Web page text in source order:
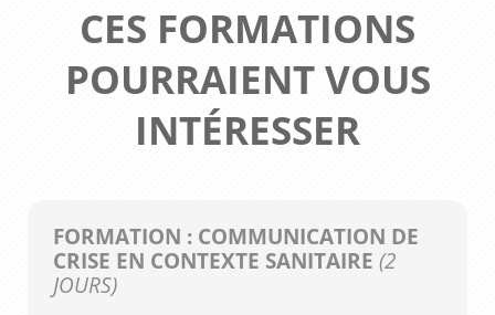
CES FORMATIONS
POURRAIENT VOUS
INTÉRESSER
FORMATION : COMMUNICATION DE
CRISE EN CONTEXTE SANITAIRE (2
JOURS)